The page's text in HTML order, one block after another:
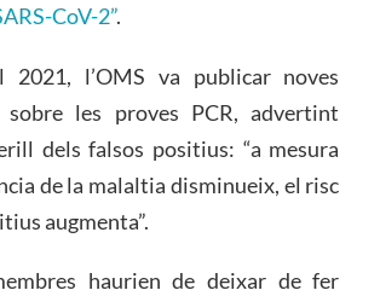
CoV-2”.
2021, l’OMS va publicar noves
sobre les proves PCR, advertint
dels falsos positius: “a mesura
de la malaltia disminueix, el risc
augmenta”.
haurien de deixar de fer